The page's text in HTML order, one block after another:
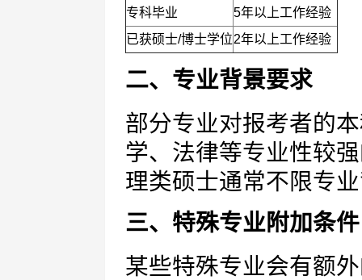
专科毕业
5年以上工作经验
已获硕士/博士学位2年以上工作经验
二、专业背景要求
部分专业对报考者的
学、法律等专业性较
理类硕士通常不限专
三、特殊专业附加条件
某些特殊专业会有额